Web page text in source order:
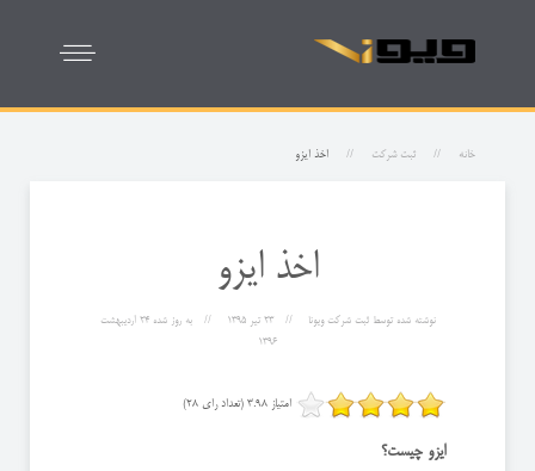
خانه ثبت شرکت اخذ ایزو
اخذ ایزو
نوشته شده توسطثبت شرکت ویونا 23 تیر 1395 به روز شده
24 ارديبهشت
1396
امتیاز 3.98 (تعداد رای 28)
ایزو چیست؟